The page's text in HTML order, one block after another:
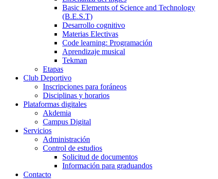
Basic Elements of Science and Technology
(B.E.S.T)
Desarrollo cognitivo
Materias Electivas
Code learning: Programación
Aprendizaje musical
Tekman
Etapas
Club Deportivo
Inscripciones para foráneos
Disciplinas y horarios
Plataformas digitales
Akdemia
Campus Digital
Servicios
Administración
Control de estudios
Solicitud de documentos
Información para graduandos
Contacto